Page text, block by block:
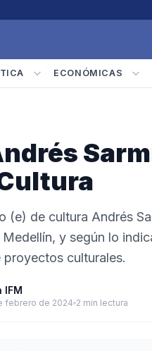
ECONÓMICAS
(e) de cultura Andrés
y según lo
culturales.
IFM
febrero de 2024 2 min lectura